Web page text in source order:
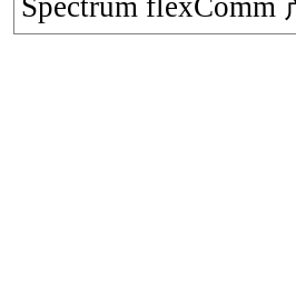
Spectrum flexComm